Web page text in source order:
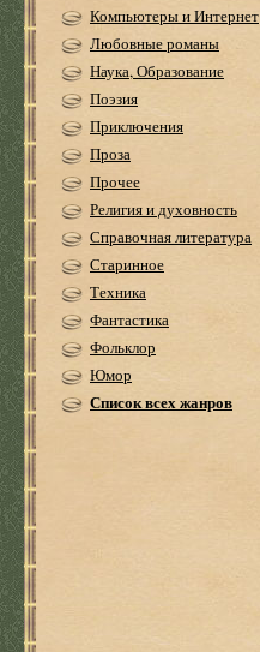
Компьютеры и Интернет
Любовные романы
Наука, Образование
Поэзия
Приключения
Проза
Прочее
Религия и духовность
Справочная литература
Старинное
Техника
Фантастика
Фольклор
Юмор
Список всех жанров